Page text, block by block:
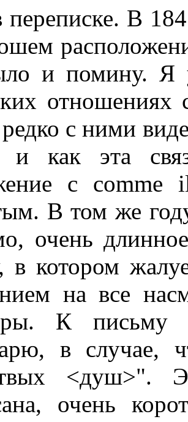
В
и помину. Я
с ними
и как эта
с comme
В том же
очень
в котором
на все
К письму
в случае,
<душ>".
очень